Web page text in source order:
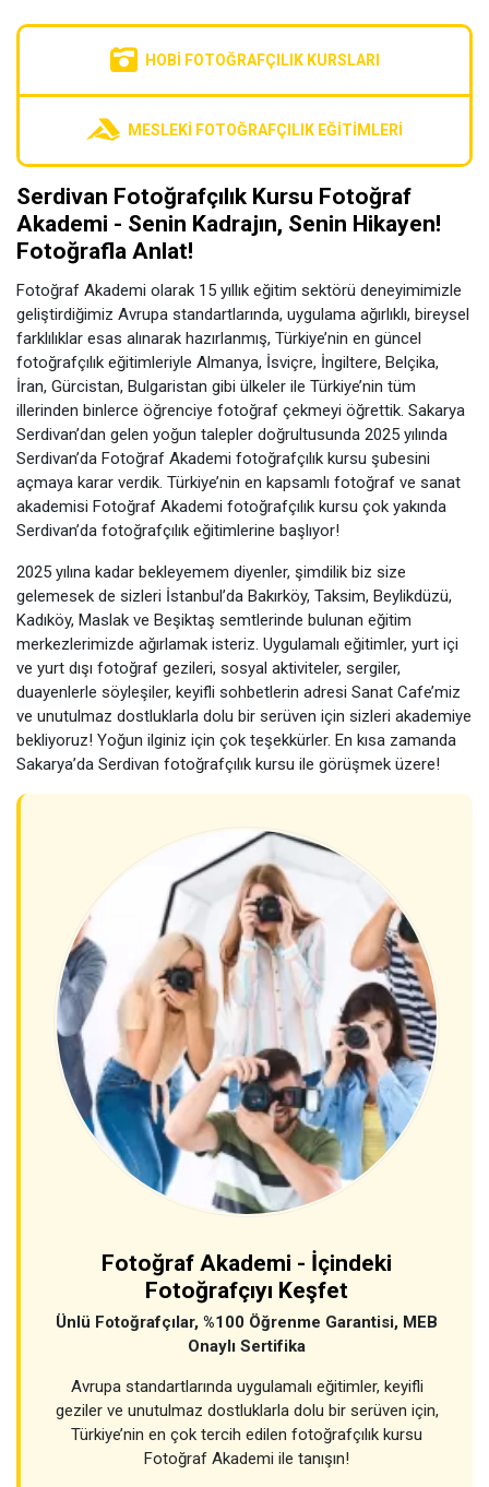
HOBI FOTOĞRAFÇILIK KURSLARI
MESLEKI FOTOĞRAFÇILIK EĞITIMLERI
Serdivan Fotoğrafçılık Kursu Fotoğraf
Akademi - Senin Kadrajın, Senin Hikayen!
Fotoğrafla Anlat!
Fotoğraf Akademi olarak 15 yıllık eğitim sektörü deneyimimizle
geliştirdiğimiz Avrupa standartlarında, uygulama ağırlıklı, bireysel
farklılıklar esas alınarak hazırlanmış, Türkiye’nin en güncel
fotoğrafçılık eğitimleriyle Almanya, İsviçre, İngiltere, Belçika,
İran, Gürcistan, Bulgaristan gibi ülkeler ile Türkiye’nin tüm
illerinden binlerce öğrenciye fotoğraf çekmeyi öğrettik. Sakarya
Serdivan’dan gelen yoğun talepler doğrultusunda 2025 yılında
Serdivan’da Fotoğraf Akademi fotoğrafçılık kursu şubesini
açmaya karar verdik. Türkiye’nin en kapsamlı fotoğraf ve sanat
akademisi Fotoğraf Akademi fotoğrafçılık kursu çok yakında
Serdivan’da fotoğrafçılık eğitimlerine başlıyor!
2025 yılına kadar bekleyemem diyenler, şimdilik biz size
gelemesek de sizleri İstanbul’da Bakırköy, Taksim, Beylikdüzü,
Kadıköy, Maslak ve Beşiktaş semtlerinde bulunan eğitim
merkezlerimizde ağırlamak isteriz. Uygulamalı eğitimler, yurt içi
ve yurt dışı fotoğraf gezileri, sosyal aktiviteler, sergiler,
duayenlerle söyleşiler, keyifli sohbetlerin adresi Sanat Cafe’miz
ve unutulmaz dostluklarla dolu bir serüven için sizleri akademiye
bekliyoruz! Yoğun ilginiz için çok teşekkürler. En kısa zamanda
Sakarya’da Serdivan fotoğrafçılık kursu ile görüşmek üzere!
Fotoğraf Akademi - İçindeki
Fotoğrafçıyı Keşfet
Ünlü Fotoğrafçılar, %100 Öğrenme Garantisi, MEB
Onaylı Sertifika
Avrupa standartlarında uygulamalı eğitimler, keyifli
geziler ve unutulmaz dostluklarla dolu bir serüven için,
Türkiye’nin en çok tercih edilen fotoğrafçılık kursu
Fotoğraf Akademi ile tanışın!